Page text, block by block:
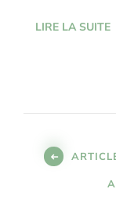
LIRE LA SUITE
des